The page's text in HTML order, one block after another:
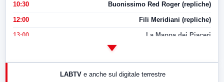
10:30 Buonissimo Red Roger (repliche)
12:00 Fili Meridiani (repliche)
13:00 La Mappa dei Piaceri
LABTV e anche sul digitale terrestre